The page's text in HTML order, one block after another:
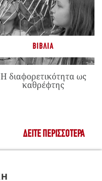
ΒΙΒΛΊΑ
Η διαφορετικότητα ως
καθρέφτης
ΔΕΊΤΕ ΠΕΡΙΣΣΌΤΕΡΑ